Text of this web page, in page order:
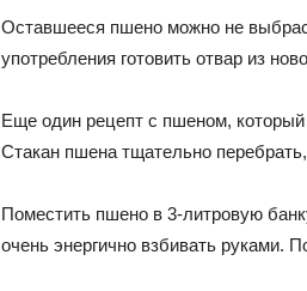
Оставшееся пшено можно не
употребления готовить отвар из
Еще один рецепт с пшеном,
Стакан пшена тщательно
Поместить пшено в 3-литровую
очень энергично взбивать руками.